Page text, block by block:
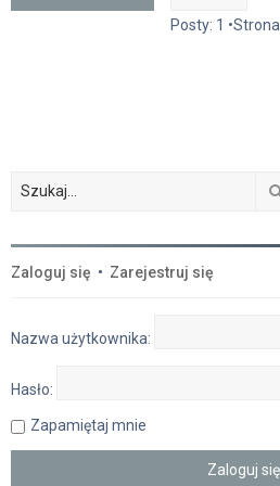
Posty: 1 •Strona
Zaloguj się • Zarejestruj się
Nazwa użytkownika:
Hasło:
Zapamiętaj mnie